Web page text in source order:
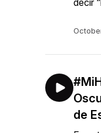
decir
de